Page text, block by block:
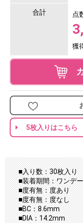
合計 点
獲
5枚入りはこちら
■入り数：30枚入り
■装着期間：ワンデ
■度有無：度あり
■度有無：度なし
■BC：8.6mm
■DIA：14.2mm